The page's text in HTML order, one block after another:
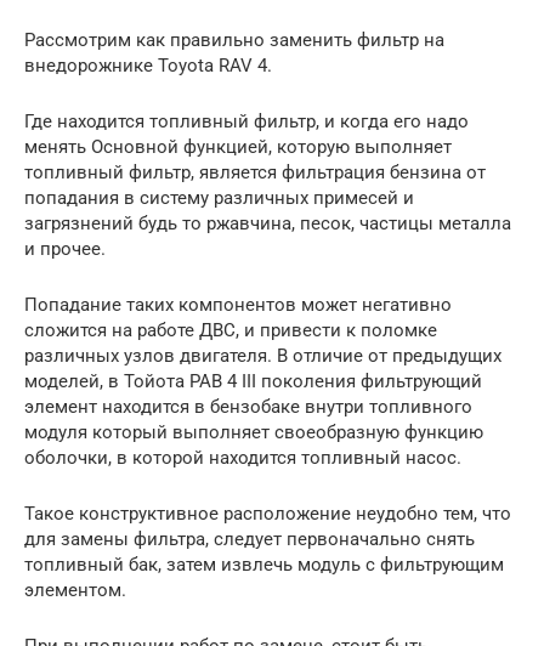
Рассмотрим как правильно заменить фильтр на
внедорожнике Toyota RAV 4.
Где находится топливный фильтр, и когда его надо
менять Основной функцией, которую выполняет
топливный фильтр, является фильтрация бензина от
попадания в систему различных примесей и
загрязнений будь то ржавчина, песок, частицы металла
и прочее.
Попадание таких компонентов может негативно
сложится на работе ДВС, и привести к поломке
различных узлов двигателя. В отличие от предыдущих
моделей, в Тойота РАВ 4 III поколения фильтрующий
элемент находится в бензобаке внутри топливного
модуля который выполняет своеобразную функцию
оболочки, в которой находится топливный насос.
Такое конструктивное расположение неудобно тем, что
для замены фильтра, следует первоначально снять
топливный бак, затем извлечь модуль с фильтрующим
элементом.